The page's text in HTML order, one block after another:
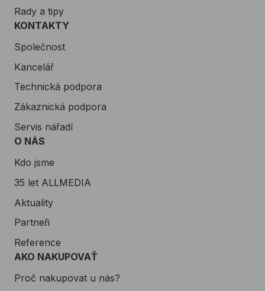
Rady a tipy
KONTAKTY
Společnost
Kancelář
Technická podpora
Zákaznická podpora
Servis nářadí
O NÁS
Kdo jsme
35 let ALLMEDIA
Aktuality
Partneři
Reference
AKO NAKUPOVAŤ
Proč nakupovat u nás?